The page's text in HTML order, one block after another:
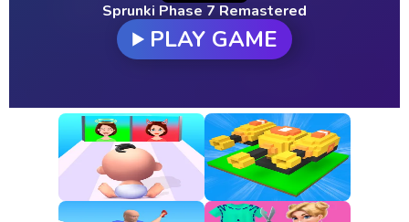
New
Games
All
Games
Sprunki Phase 7 Remastered
PLAY GAME